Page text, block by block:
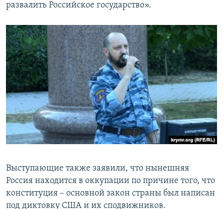
развалить Российское государство».
Выступающие также заявили, что нынешняя
Россия находится в оккупации по причине того, что
конституция – основной закон страны был написан
под диктовку США и их сподвижников.